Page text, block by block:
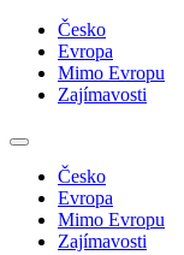
Česko
Evropa
Mimo Evropu
Zajímavosti
Česko
Evropa
Mimo Evropu
Zajímavosti